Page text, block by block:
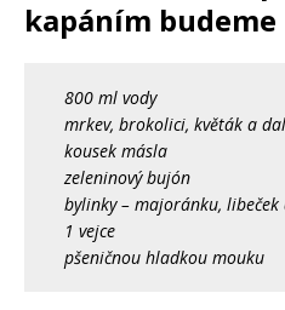
kapáním
800 ml vody
mrkev, brokolici, květák a
kousek másla
zeleninový bujón
bylinky – majoránku, libeček
1 vejce
pšeničnou hladkou mouku